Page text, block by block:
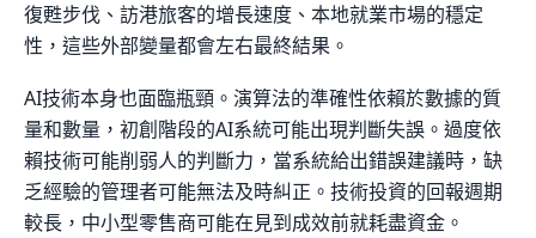
復甦步伐、訪港旅客的增長速度、本地就業市場的穩定
性，這些外部變量都會左右最終結果。
AI技術本身也面臨瓶頸。演算法的準確性依賴於數據的質
量和數量，初創階段的AI系統可能出現判斷失誤。過度依
賴技術可能削弱人的判斷力，當系統給出錯誤建議時，缺
乏經驗的管理者可能無法及時糾正。技術投資的回報週期
較長，中小型零售商可能在見到成效前就耗盡資金。